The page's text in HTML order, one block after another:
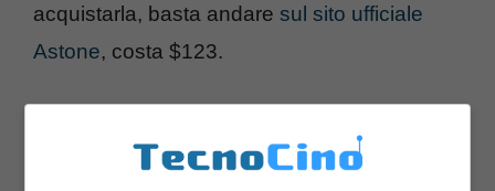
acquistarla, basta andare sul sito ufficiale
Astone, costa $123.